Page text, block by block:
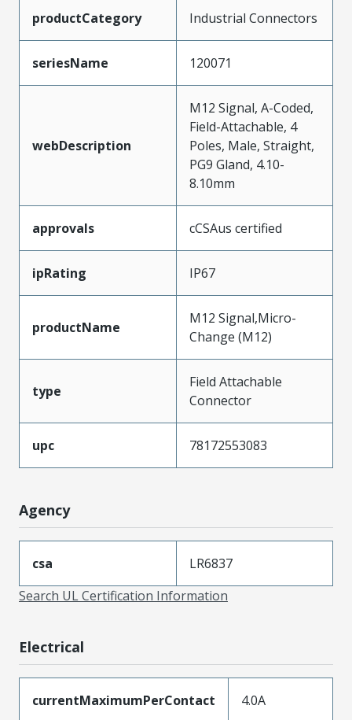
productCategory Industrial Connectors
seriesName 120071
webDescription
M12 Signal, A-Coded,
Field-Attachable, 4
Poles, Male, Straight,
PG9 Gland, 4.10-
8.10mm
approvals cCSAus certified
ipRating IP67
productName
M12 Signal,Micro-
Change (M12)
type
Field Attachable
Connector
upc 78172553083
Agency
csa
LR6837
Search UL Certification Information
Electrical
currentMaximumPerContact 4.0A